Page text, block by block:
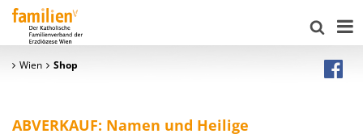
Wien Shop
ABVERKAUF: Namen und Heilige